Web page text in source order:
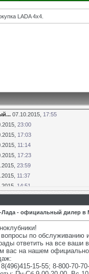
LADA 4x4.
07.10.2015, 17:55
23:00
17:03
11:14
17:23
23:59
11:37
14:51
12:12
13:11
12:11
16:08
12:54
12:13
13:11
- официальный дилер в
по обслуживанию
ответить на все ваши
вас на нашем
15-55; 8-800-70-